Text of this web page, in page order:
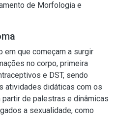
de Morfologia e
em que começam a surgir
no corpo, primeira
e DST, sendo
atividades didáticas com os
de palestras e dinâmicas
a sexualidade, como